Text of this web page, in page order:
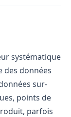
systématique
des données
sur-
points de
parfois